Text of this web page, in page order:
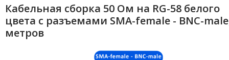
Кабельная сборка 50 Ом на RG-58 белого
цвета с разъемами SMA-female - BNC-
метров